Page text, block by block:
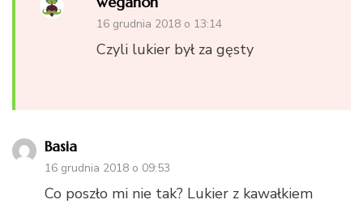
16 grudnia 2018 o 13:14
Czyli lukier był za gęsty
Basia
16 grudnia 2018 o 09:53
Co poszło mi nie tak? Lukier z kawałkiem